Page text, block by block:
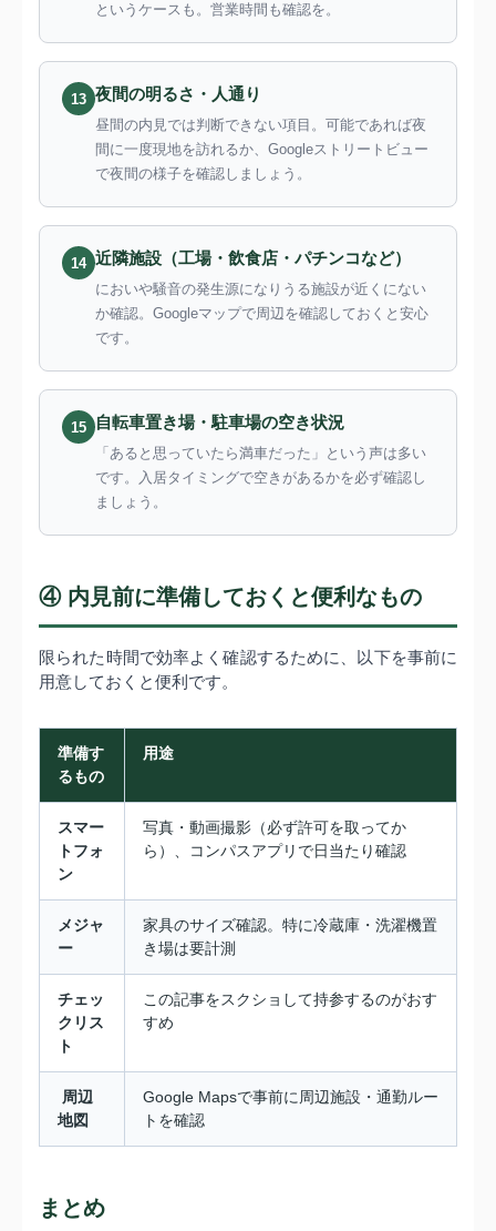
というケースも。営業時間も確認を。
13 夜間の明るさ・人通り
昼間の内見では判断できない項目。可能であれば夜
間に一度現地を訪れるか、Googleストリートビュー
で夜間の様子を確認しましょう。
14 近隣施設（工場・飲食店・パチンコなど）
においや騒音の発生源になりうる施設が近くにない
か確認。Googleマップで周辺を確認しておくと安心
です。
15 自転車置き場・駐車場の空き状況
「あると思っていたら満車だった」という声は多い
です。入居タイミングで空きがあるかを必ず確認し
ましょう。
④ 内見前に準備しておくと便利なもの
限られた時間で効率よく確認するために、以下を事前に
用意しておくと便利です。
準備す
るもの
用途
スマー
トフォ
ン
写真・動画撮影（必ず許可を取ってか
ら）、コンパスアプリで日当たり確認
メジャ
ー
家具のサイズ確認。特に冷蔵庫・洗濯機置
き場は要計測
チェッ
クリス
ト
この記事をスクショして持参するのがおす
すめ
️ 周辺
地図
Google Mapsで事前に周辺施設・通勤ルー
トを確認
まとめ